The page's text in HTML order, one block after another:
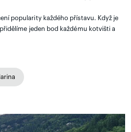
popularity každého přístavu. Když je
jeden bod každému kotvišti a